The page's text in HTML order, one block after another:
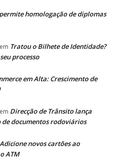
permite homologação de diplomas
em Tratou o Bilhete de Identidade?
processo
em Alta: Crescimento de
em Direcção de Trânsito lança
documentos rodoviários
Adicione novos cartões ao
ATM